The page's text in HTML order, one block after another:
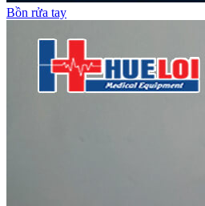
Bồn rửa tay